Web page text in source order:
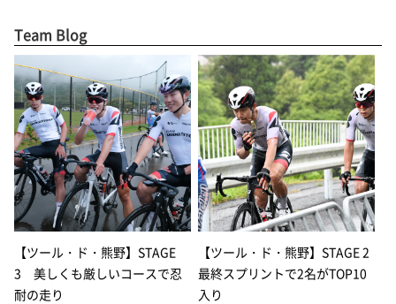
Team Blog
【ツール・ド・熊野】STAGE
3 美しくも厳しいコースで忍
耐の走り
【ツール・ド・熊野】STAGE 2
最終スプリントで2名がTOP10
入り